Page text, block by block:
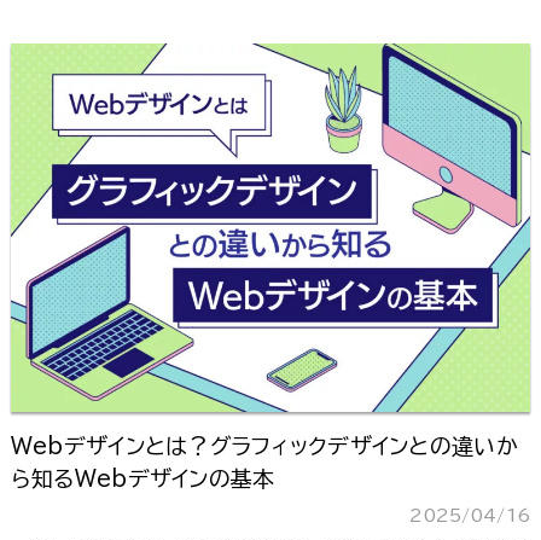
Webデザインとは？グラフィックデザインとの違いか
ら知るWebデザインの基本
2025/04/16